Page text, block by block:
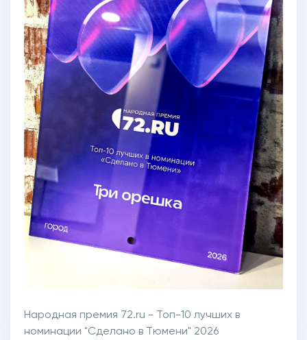
Народная премия 72.ru - Топ-10 лучших в
номинации "Сделано в Тюмени" 2026